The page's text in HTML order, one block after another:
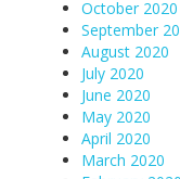
October 2020
September
August 2020
July 2020
June 2020
May 2020
April 2020
March 2020